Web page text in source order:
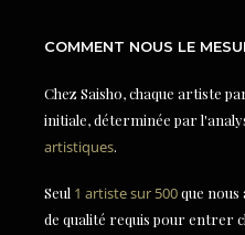
COMMENT NOUS LE
Chez Saisho, chaque artiste
initiale, déterminée par
artistiques.
Seul 1 artiste sur 500que
de qualité requis pour entrer